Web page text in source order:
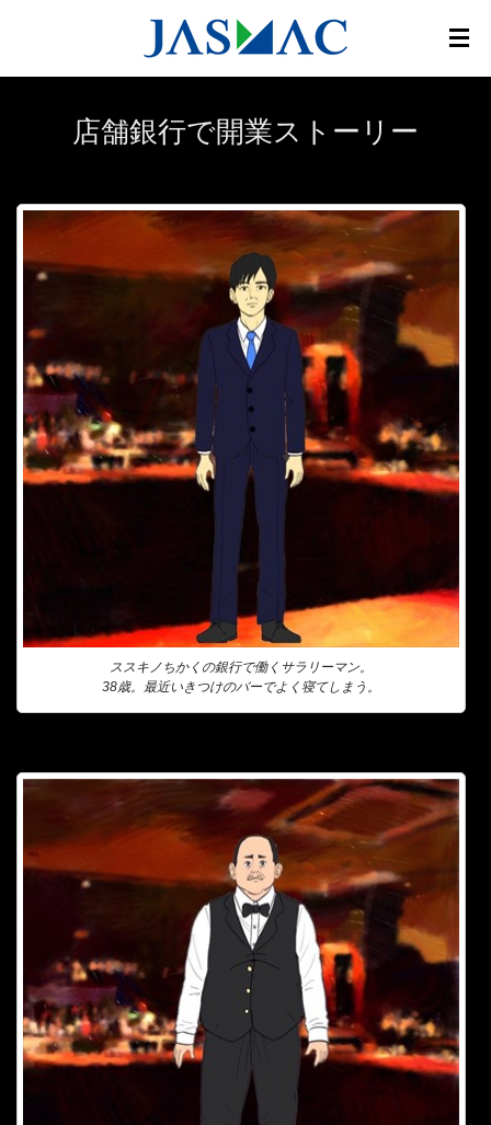
店舗銀行で開業ストーリー
ススキノちかくの銀行で働くサラリーマン。
38歳。最近いきつけのバーでよく寝てしまう。